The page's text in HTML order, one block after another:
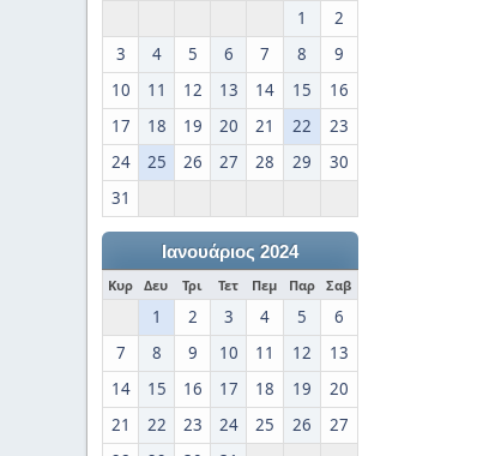
1
2
3
4 5 6 7 8
9
10
11 12 13 14 15
16
17
18 19 20 21 22
23
24
25 26 27 28 29
30
31
Ιανουάριος 2024
Κυρ Δευ Τρι Τετ Πεμ Παρ Σαβ
1 2 3 4 5
6
7
8 9 10 11 12
13
14
15 16 17 18 19
20
21
22 23 24 25 26
27